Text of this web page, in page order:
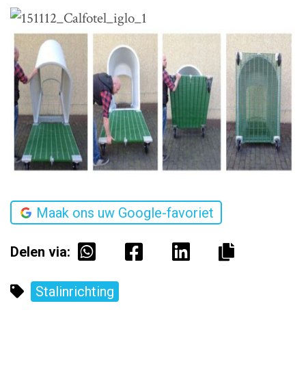
Maak ons uw Google-favoriet
Delen via:
Stalinrichting